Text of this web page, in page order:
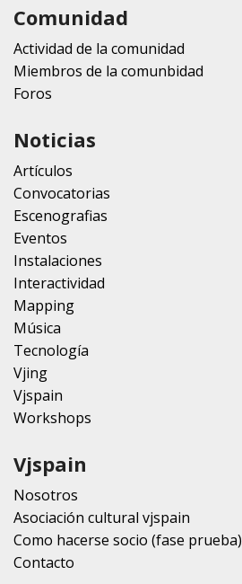
Comunidad
Actividad de la comunidad
Miembros de la comunbidad
Foros
Noticias
Artículos
Convocatorias
Escenografias
Eventos
Instalaciones
Interactividad
Mapping
Música
Tecnología
Vjing
Vjspain
Workshops
Vjspain
Nosotros
Asociación cultural vjspain
Como hacerse socio (fase prueba)
Contacto